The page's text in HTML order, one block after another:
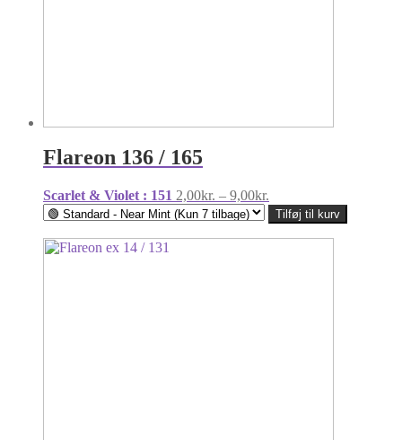
Flareon 136 / 165
Scarlet & Violet : 151 2,00kr. – 9,00kr.
2,00kr.
til
9,00kr.
Tilføj til kurv